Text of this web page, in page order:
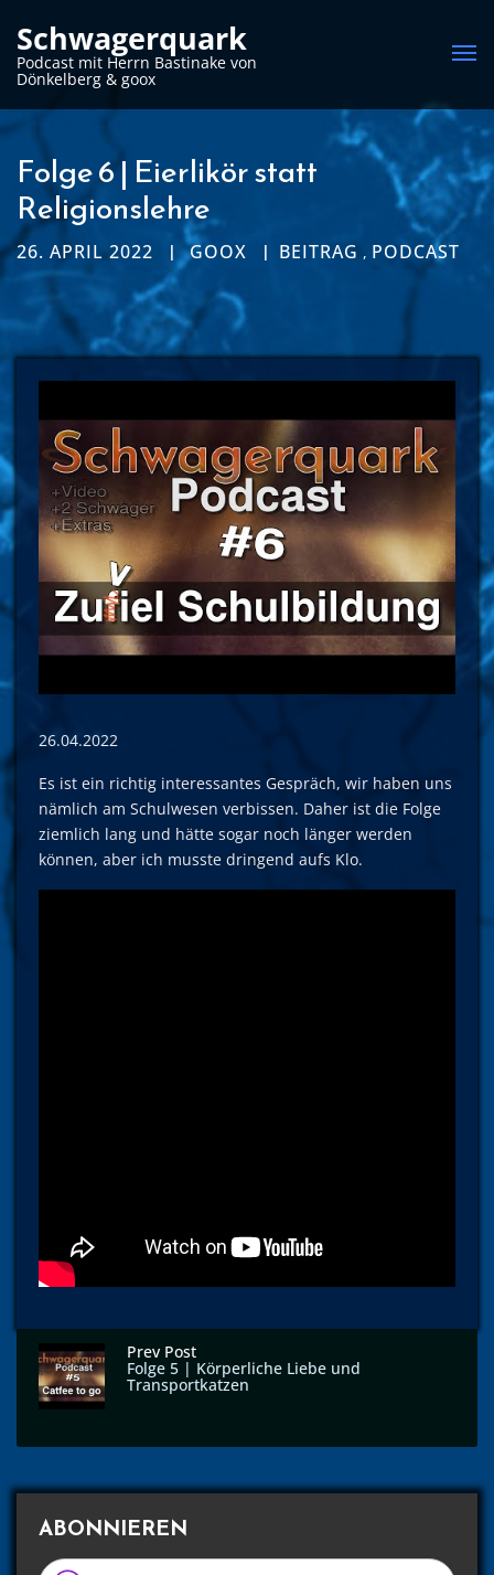
Schwagerquark
Podcast mit Herrn Bastinake von
Dönkelberg & goox
Folge 6 | Eierlikör statt
Religionslehre
26. APRIL 2022 GOOX BEITRAG , PODCAST
26.04.2022
Es ist ein richtig interessantes Gespräch, wir haben uns
nämlich am Schulwesen verbissen. Daher ist die Folge
ziemlich lang und hätte sogar noch länger werden
können, aber ich musste dringend aufs Klo.
Prev Post
Folge 5 | Körperliche Liebe und
Transportkatzen
ABONNIEREN